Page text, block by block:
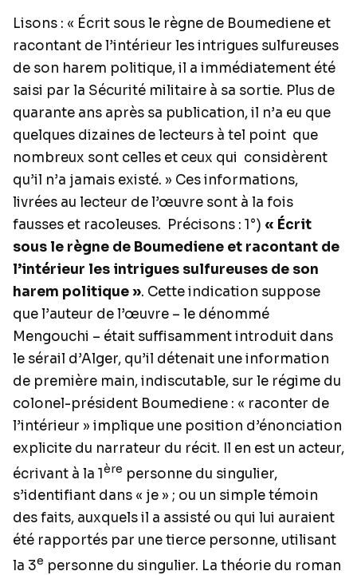
Lisons : « Écrit sous le règne de Boumediene et
racontant de l’intérieur les intrigues sulfureuses
de son harem politique, il a immédiatement été
saisi par la Sécurité militaire à sa sortie. Plus de
quarante ans après sa publication, il n’a eu que
quelques dizaines de lecteurs à tel point que
nombreux sont celles et ceux qui considèrent
qu’il n’a jamais existé. » Ces informations,
livrées au lecteur de l’œuvre sont à la fois
fausses et racoleuses. Précisons : 1°) « Écrit
sous le règne de Boumediene et racontant de
l’intérieur les intrigues sulfureuses de son
harem politique ». Cette indication suppose
que l’auteur de l’œuvre – le dénommé
Mengouchi – était suffisamment introduit dans
le sérail d’Alger, qu’il détenait une information
de première main, indiscutable, sur le régime du
colonel-président Boumediene : « raconter de
l’intérieur » implique une position d’énonciation
explicite du narrateur du récit. Il en est un acteur,
écrivant à la 1ère personne du singulier,
s’identifiant dans « je » ; ou un simple témoin
des faits, auxquels il a assisté ou qui lui auraient
été rapportés par une tierce personne, utilisant
la 3e personne du singulier. La théorie du roman